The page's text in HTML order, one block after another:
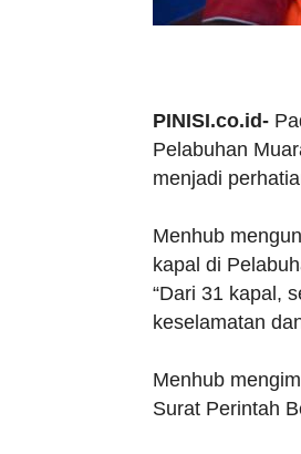
PINISI.co.id-
Pelabuhan
menjadi
Menhub
kapal di
“Dari 31 kapal,
keselamatan
Menhub
Surat Perintah